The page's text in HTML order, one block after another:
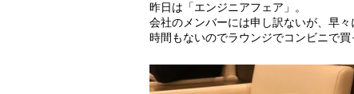
昨日は「エンジニアフェア」。
会社のメンバーには申し訳ないが、早々
時間もないのでラウンジでコンビニで買